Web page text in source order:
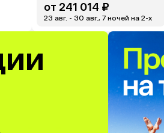
от 241 014 ₽
23 авг. - 30 авг., 7 ночей на 2-x